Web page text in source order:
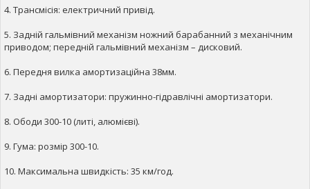
4. Трансмісія: електричний привід.
5. Задній гальмівний механізм ножний барабанний з механічним
приводом; передній гальмівний механізм – дисковий.
6. Передня вилка амортизаційна 38мм.
7. Задні амортизатори: пружинно-гідравлічні амортизатори.
8. Ободи 300-10 (литі, алюмієві).
9. Гума: розмір 300-10.
10. Максимальна швидкість: 35 км/год.